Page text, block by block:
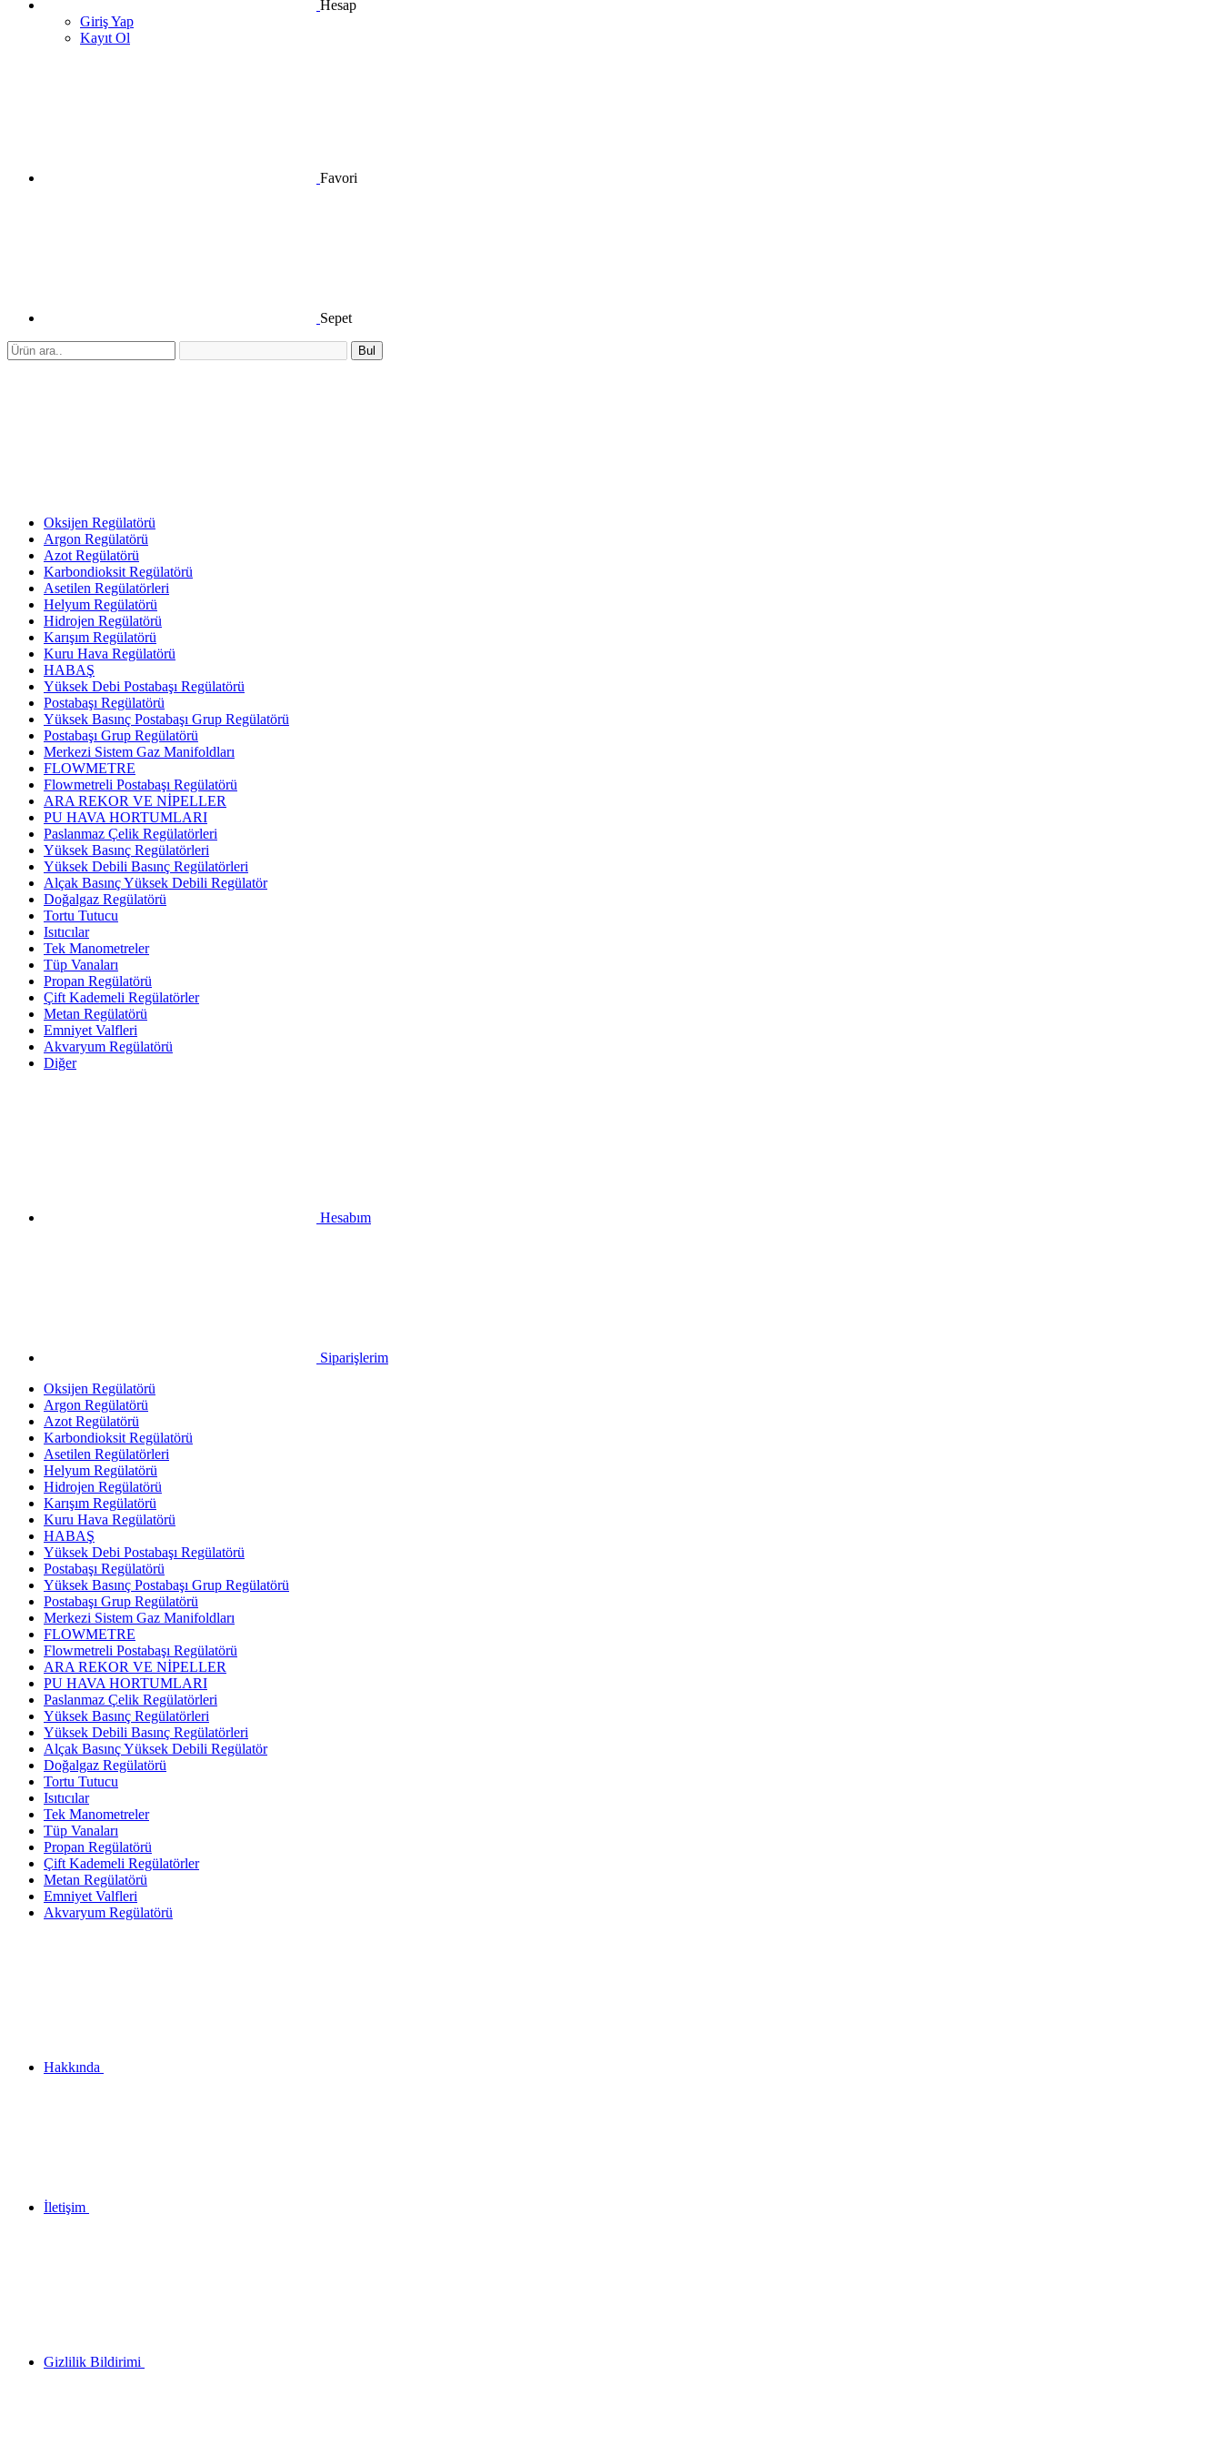
Hesap
Giriş Yap
Kayıt Ol
Favori
Sepet
Bul
Oksijen Regülatörü
Argon Regülatörü
Azot Regülatörü
Karbondioksit Regülatörü
Asetilen Regülatörleri
Helyum Regülatörü
Hidrojen Regülatörü
Karışım Regülatörü
Kuru Hava Regülatörü
HABAŞ
Yüksek Debi Postabaşı Regülatörü
Postabaşı Regülatörü
Yüksek Basınç Postabaşı Grup Regülatörü
Postabaşı Grup Regülatörü
Merkezi Sistem Gaz Manifoldları
FLOWMETRE
Flowmetreli Postabaşı Regülatörü
ARA REKOR VE NİPELLER
PU HAVA HORTUMLARI
Paslanmaz Çelik Regülatörleri
Yüksek Basınç Regülatörleri
Yüksek Debili Basınç Regülatörleri
Alçak Basınç Yüksek Debili Regülatör
Doğalgaz Regülatörü
Tortu Tutucu
Isıtıcılar
Tek Manometreler
Tüp Vanaları
Propan Regülatörü
Çift Kademeli Regülatörler
Metan Regülatörü
Emniyet Valfleri
Akvaryum Regülatörü
Diğer
Hesabım
Siparişlerim
Oksijen Regülatörü
Argon Regülatörü
Azot Regülatörü
Karbondioksit Regülatörü
Asetilen Regülatörleri
Helyum Regülatörü
Hidrojen Regülatörü
Karışım Regülatörü
Kuru Hava Regülatörü
HABAŞ
Yüksek Debi Postabaşı Regülatörü
Postabaşı Regülatörü
Yüksek Basınç Postabaşı Grup Regülatörü
Postabaşı Grup Regülatörü
Merkezi Sistem Gaz Manifoldları
FLOWMETRE
Flowmetreli Postabaşı Regülatörü
ARA REKOR VE NİPELLER
PU HAVA HORTUMLARI
Paslanmaz Çelik Regülatörleri
Yüksek Basınç Regülatörleri
Yüksek Debili Basınç Regülatörleri
Alçak Basınç Yüksek Debili Regülatör
Doğalgaz Regülatörü
Tortu Tutucu
Isıtıcılar
Tek Manometreler
Tüp Vanaları
Propan Regülatörü
Çift Kademeli Regülatörler
Metan Regülatörü
Emniyet Valfleri
Akvaryum Regülatörü
Hakkında
İletişim
Gizlilik Bildirimi